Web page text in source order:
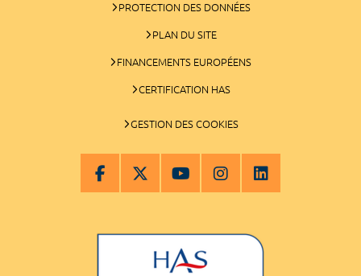
PROTECTION DES DONNÉES
PLAN DU SITE
FINANCEMENTS EUROPÉENS
CERTIFICATION HAS
GESTION DES COOKIES